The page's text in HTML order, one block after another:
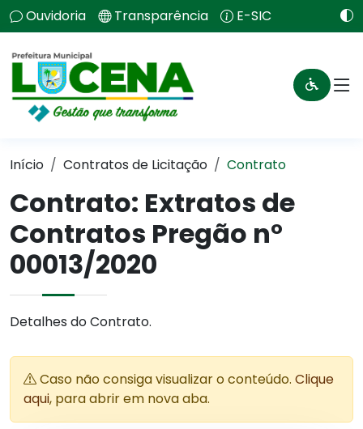
Ouvidoria Transparência E-SIC
Início Contratos de Licitação Contrato
Contrato: Extratos de
Contratos Pregão n°
00013/2020
Detalhes do Contrato.
Caso não consiga visualizar o conteúdo. Clique
aqui, para abrir em nova aba.